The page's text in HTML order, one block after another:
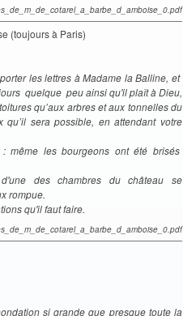
(toujours à Paris)
les lettres à Madame la Balline, et
quelque peu ainsi qu'il plaît à Dieu,
qu’aux arbres et aux tonnelles du
sera possible, en attendant votre
même les bourgeons ont été brisés
des chambres du château se
rompue.
qu'il faut faire.
si grande que presque toute la